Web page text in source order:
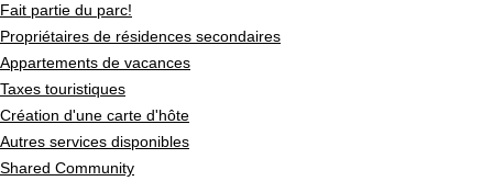
Fait partie du parc!
Propriétaires de résidences secondaires
Appartements de vacances
Taxes touristiques
Création d'une carte d'hôte
Autres services disponibles
Shared Community